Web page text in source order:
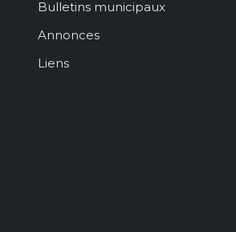
Bulletins municipaux
Annonces
Liens